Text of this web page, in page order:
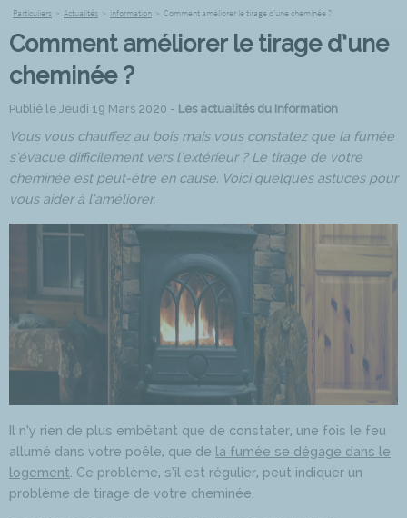
Particuliers > Actualités > information > Comment améliorer le tirage d’une cheminée ?
Comment améliorer le tirage d’une
cheminée ?
Publié le Jeudi 19 Mars 2020 - Les actualités du Information
Vous vous chauffez au bois mais vous constatez que la fumée
s’évacue difficilement vers l’extérieur ? Le tirage de votre
cheminée est peut-être en cause. Voici quelques astuces pour
vous aider à l’améliorer.
Il n’y rien de plus embêtant que de constater, une fois le feu
allumé dans votre poêle, que de la fumée se dégage dans le
logement . Ce problème, s’il est régulier, peut indiquer un
problème de tirage de votre cheminée.